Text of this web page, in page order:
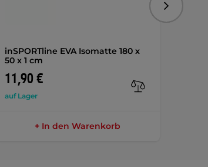
inSPORTline EVA Isomatte 180 x
50 x 1 cm
11,90 €
auf Lager
+ In den Warenkorb
Folgend